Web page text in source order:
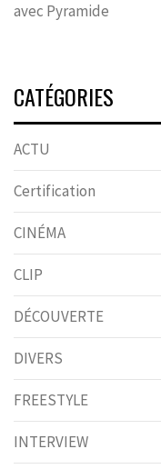
avec Pyramide
CATÉGORIES
ACTU
Certification
CINÉMA
CLIP
DÉCOUVERTE
DIVERS
FREESTYLE
INTERVIEW